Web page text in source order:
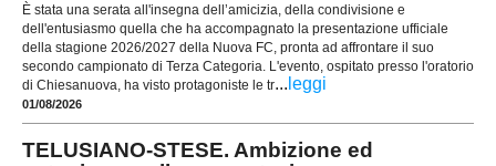
È stata una serata all'insegna dell’amicizia, della condivisione e
dell'entusiasmo quella che ha accompagnato la presentazione ufficiale
della stagione 2026/2027 della Nuova FC, pronta ad affrontare il suo
secondo campionato di Terza Categoria. L'evento, ospitato presso l'oratorio
di Chiesanuova, ha visto protagoniste le tr... leggi
01/08/2026
TELUSIANO-STESE. Ambizione ed